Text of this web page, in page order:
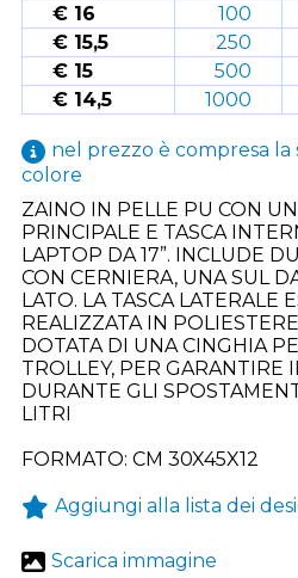
€ 16
100
€ 15,5
250
€ 15
500
€ 14,5
1000
nel prezzo è compresa la
colore
ZAINO IN PELLE PU CON
PRINCIPALE E TASCA
LAPTOP DA 17”. INCLUDE
CON CERNIERA, UNA SUL
LATO. LA TASCA LATERALE
REALIZZATA IN
DOTATA DI UNA CINGHIA
TROLLEY, PER GARANTIRE
DURANTE GLI
LITRI
FORMATO: CM 30X45X12
Aggiungi alla lista dei
Scarica immagine